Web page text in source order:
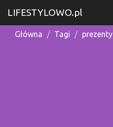
LIFESTYLOWO.pl
Główna Tagi prezenty